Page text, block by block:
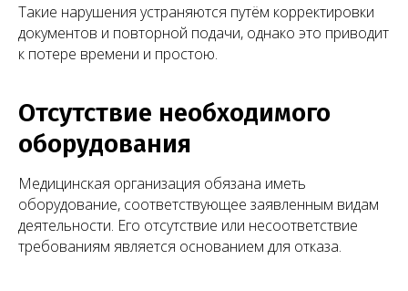
Такие нарушения устраняются путём корректировки
документов и повторной подачи, однако это приводит
к потере времени и простою.
Отсутствие необходимого
оборудования
Медицинская организация обязана иметь
оборудование, соответствующее заявленным видам
деятельности. Его отсутствие или несоответствие
требованиям является основанием для отказа.